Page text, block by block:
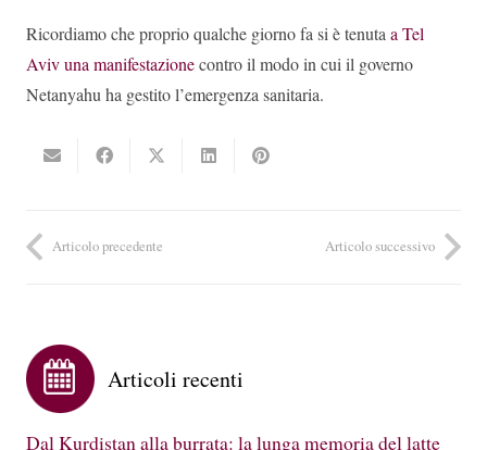
Ricordiamo che proprio qualche giorno fa si è tenutaa Tel
Aviv una manifestazionecontro il modo in cui il governo
Netanyahu ha gestito l’emergenza sanitaria.
Articolo precedente Articolo successivo
Articoli recenti
Dal Kurdistan alla burrata: la lunga memoria del latte